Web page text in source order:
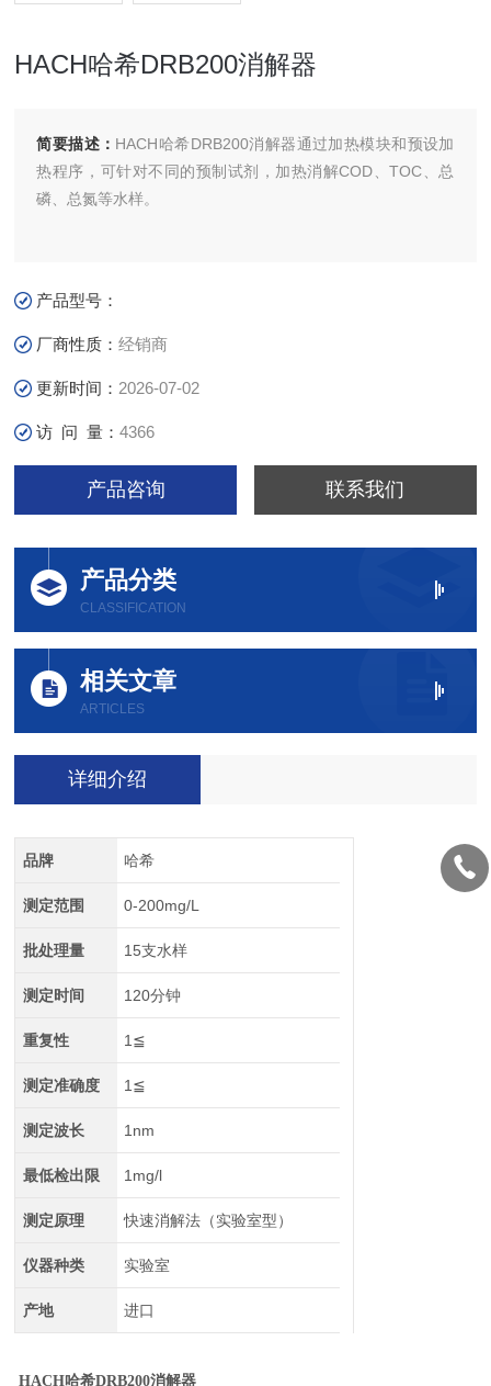
HACH哈希DRB200消解器
简要描述： HACH哈希DRB200消解器通过加热模块和预设加
热程序，可针对不同的预制试剂，加热消解COD、TOC、总
磷、总氮等水样。
产品型号：
厂商性质：经销商
更新时间： 2026-07-02
访 问 量：4366
产品咨询 联系我们
产品分类
CLASSIFICATION
相关文章
ARTICLES
详细介绍
品牌 哈希
测定范围 0-200mg/L
批处理量 15支水样
测定时间 120分钟
重复性 1≦
测定准确度 1≦
测定波长 1nm
最低检出限 1mg/l
测定原理 快速消解法（实验室型）
仪器种类 实验室
产地 进口
HACH哈希DRB200消解器